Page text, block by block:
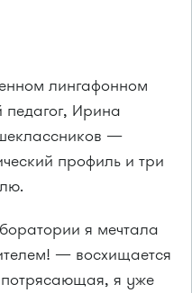
лингафонном
педагог, Ирина
—
профиль и три
я мечтала
— восхищается
я уже